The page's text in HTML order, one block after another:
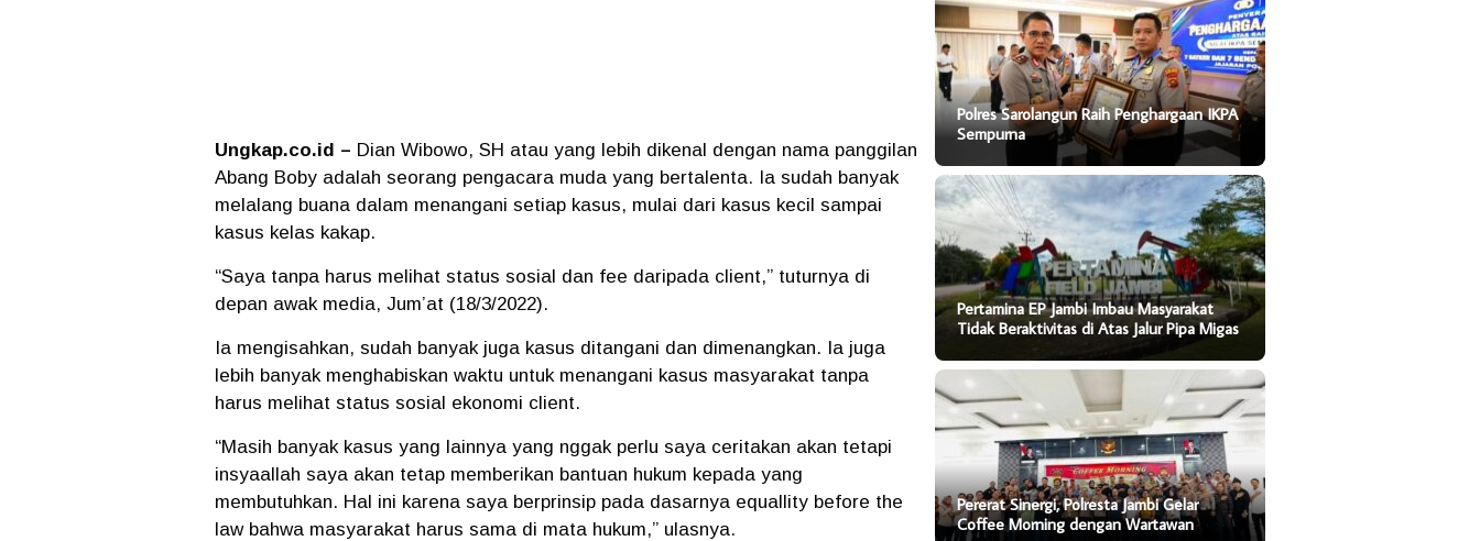
Ungkap.co.id – Dian Wibowo, SH atau yang lebih dikenal dengan nama panggilan
Abang Boby adalah seorang pengacara muda yang bertalenta. Ia sudah banyak
melalang buana dalam menangani setiap kasus, mulai dari kasus kecil sampai
kasus kelas kakap.
“Saya tanpa harus melihat status sosial dan fee daripada client,” tuturnya di
depan awak media, Jum’at (18/3/2022).
Ia mengisahkan, sudah banyak juga kasus ditangani dan dimenangkan. Ia juga
lebih banyak menghabiskan waktu untuk menangani kasus masyarakat tanpa
harus melihat status sosial ekonomi client.
“Masih banyak kasus yang lainnya yang nggak perlu saya ceritakan akan tetapi
insyaallah saya akan tetap memberikan bantuan hukum kepada yang
membutuhkan. Hal ini karena saya berprinsip pada dasarnya equallity before the
law bahwa masyarakat harus sama di mata hukum,” ulasnya.
Polres Sarolangun Raih Penghargaan IKPA
Sempurna
Pertamina EP Jambi Imbau Masyarakat
Tidak Beraktivitas di Atas Jalur Pipa Migas
Pererat Sinergi, Polresta Jambi Gelar
Coffee Morning dengan Wartawan